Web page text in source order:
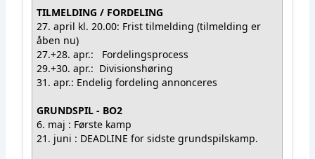
TILMELDING / FORDELING
27. april kl. 20.00: Frist tilmelding (tilmelding er
åben nu)
27.+28. apr.: Fordelingsprocess
29.+30. apr.: Divisionshøring
31. apr.: Endelig fordeling annonceres
GRUNDSPIL - BO2
6. maj : Første kamp
21. juni : DEADLINE for sidste grundspilskamp.